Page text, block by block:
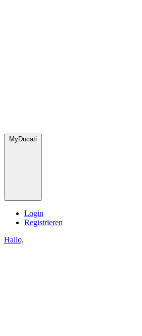
MyDucati
Login
Registrieren
Hallo,